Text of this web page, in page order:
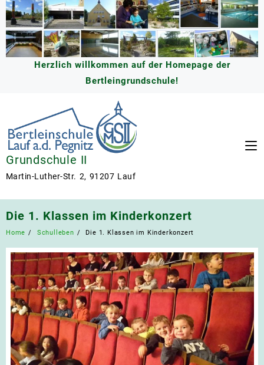
Skip
content
Herzlich willkommen auf der Homepage der
Bertleingrundschule!
Grundschule II
Martin-Luther-Str. 2, 91207 Lauf
Die 1. Klassen im Kinderkonzert
Home Schulleben Die 1. Klassen im Kinderkonzert